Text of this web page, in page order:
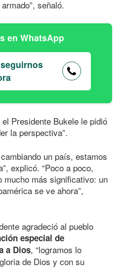
señaló.
en WhatsApp
Presidente Bukele le pidió
la perspectiva”.
un país, estamos
explicó. “Poco a poco,
mucho más significativo: un
se ve ahora”,
agradeció al pueblo
especial de
a Dios, “logramos lo
de Dios y con su